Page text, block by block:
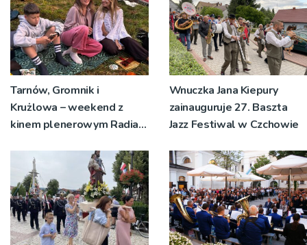
Tarnów, Gromnik i
Krużlowa – weekend z
kinem plenerowym Radia
Wnuczka Jana Kiepury
zainauguruje 27. Baszta
Jazz Festiwal w Czchowie